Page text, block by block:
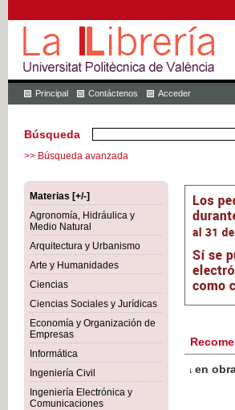
Principal Contáctenos Acceder
Búsqueda
>> Búsqueda avanzada
Materias [+/-]
Agronomía, Hidráulica y
Medio Natural
Arquitectura y Urbanismo
Arte y Humanidades
Ciencias
Ciencias Sociales y Jurídicas
Economía y Organización de
Empresas
Informática
Ingeniería Civil
Ingeniería Electrónica y
Comunicaciones